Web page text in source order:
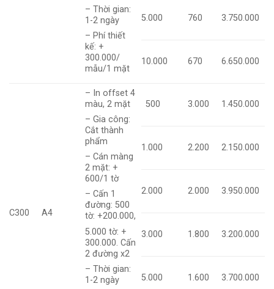
– Thời gian:
1-2 ngày
– Phí thiết
kế: +
300.000/
mẫu/1 mặt
5.000 760 3.750.000
10.000 670 6.650.000
C300 A4
– In offset 4
màu, 2 mặt
– Gia công:
Cắt thành
phẩm
– Cán màng
2 mặt: +
600/1 tờ
– Cấn 1
đường: 500
tờ: +200.000,
5.000 tờ: +
300.000. Cấn
2 đường x2
– Thời gian:
1-2 ngày
500 3.000 1.450.000
1.000 2.200 2.150.000
2.000 2.000 3.950.000
3.000 1.800 3.200.000
5.000 1.600 3.700.000